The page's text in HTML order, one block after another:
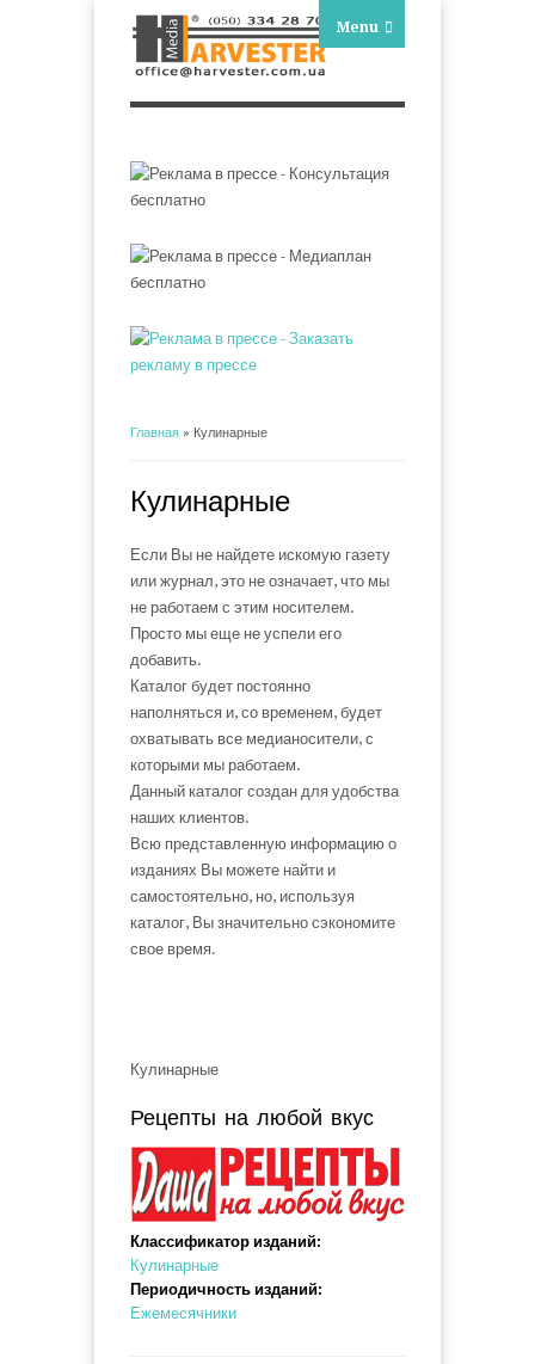
Menu
Главная » Кулинарные
Кулинарные
Если Вы не найдете искомую газету
или журнал, это не означает, что мы
не работаем с этим носителем.
Просто мы еще не успели его
добавить.
Каталог будет постоянно
наполняться и, со временем, будет
охватывать все медианосители, с
которыми мы работаем.
Данный каталог создан для удобства
наших клиентов.
Всю представленную информацию о
изданиях Вы можете найти и
самостоятельно, но, используя
каталог, Вы значительно сэкономите
свое время.
Кулинарные
Рецепты на любой вкус
Классификатор изданий:
Кулинарные
Периодичность изданий:
Ежемесячники